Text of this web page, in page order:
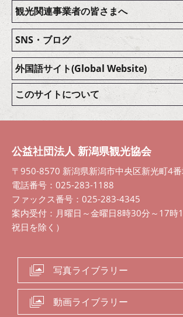
観光関連事業者の皆さまへ
SNS・ブログ
外国語サイト(Global Website)
このサイトについて
公益社団法人 新潟県観光協会
〒950-8570 新潟県新潟市中央区新光町4番
電話番号：025-283-1188
ファックス番号：025-283-4345
案内受付：月曜日～金曜日8時30分～17時
祝日を除く）
写真ライブラリー
動画ライブラリー